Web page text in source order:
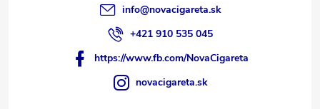
info@novacigareta.sk
+421 910 535 045
https://www.fb.com/NovaCigareta
novacigareta.sk